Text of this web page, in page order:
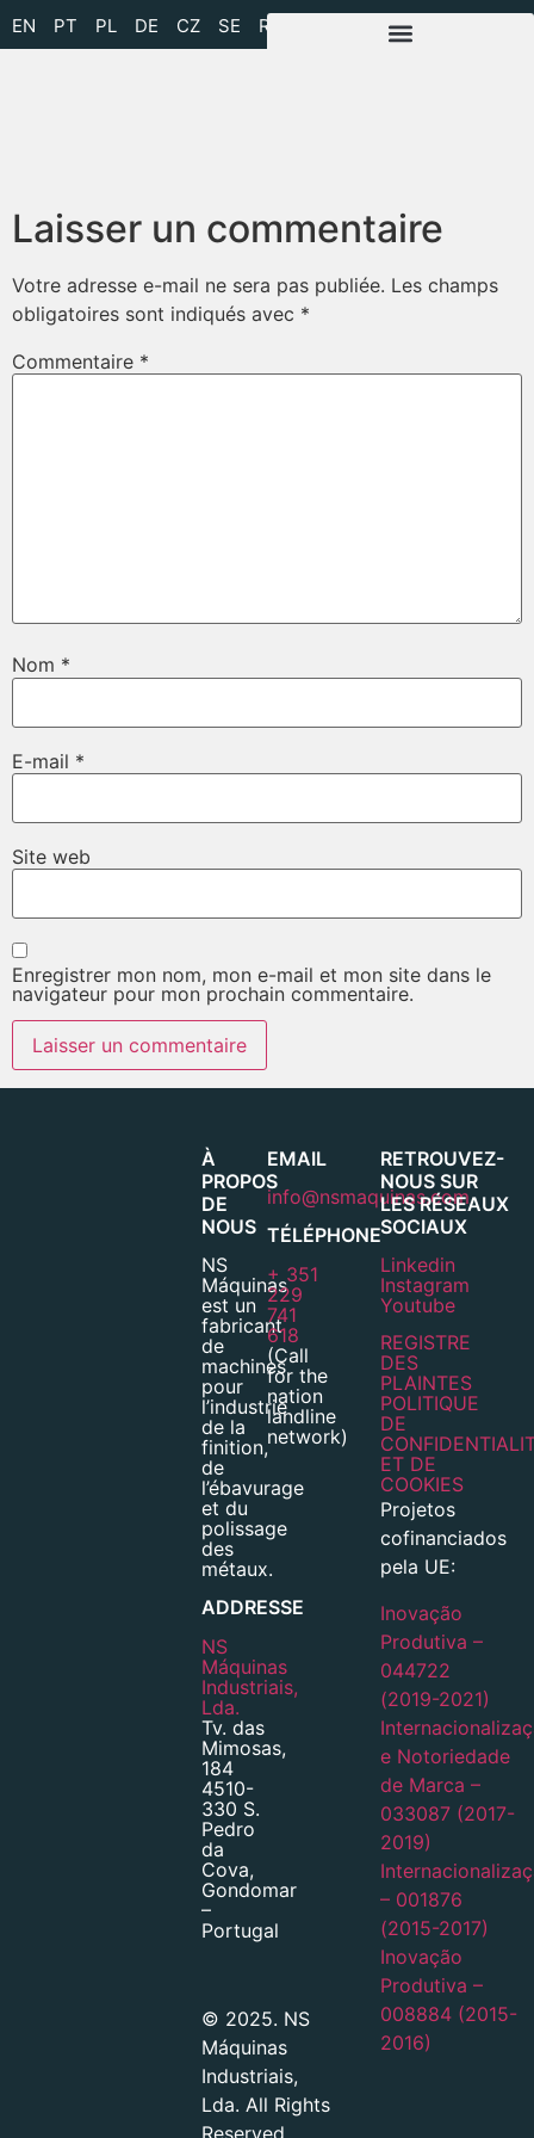
EN PT PL DE CZ SE RU
Laisser un commentaire
Votre adresse e-mail ne sera pas publiée. Les champs
obligatoires sont indiqués avec *
Commentaire *
Nom *
E-mail *
Site web
Enregistrer mon nom, mon e-mail et mon site dans le
navigateur pour mon prochain commentaire.
À
PROPOS
DE
NOUS
NS
Máquinas
est un
fabricant
de
machines
pour
l’industrie
de la
finition,
de
l’ébavurage
et du
polissage
des
métaux.
ADDRESSE
NS
Máquinas
Industriais,
Lda.
Tv. das
Mimosas,
184
4510-
330 S.
Pedro
da
Cova,
Gondomar
–
Portugal
EMAIL
info@nsmaquinas.com
TÉLÉPHONE
+ 351
229
741
618
(Call
for the
nation
landline
network)
© 2025. NS
Máquinas
Industriais,
Lda. All Rights
RETROUVEZ-
NOUS SUR
LES RÉSEAUX
SOCIAUX
Linkedin
Instagram
Youtube
REGISTRE
DES
PLAINTES
POLITIQUE
DE
ET DE
COOKIES
Projetos
cofinanciados
pela UE:
Inovação
Produtiva –
044722
(2019-2021)
e Notoriedade
de Marca –
033087 (2017-
2019)
– 001876
(2015-2017)
Inovação
Produtiva –
008884 (2015-
2016)